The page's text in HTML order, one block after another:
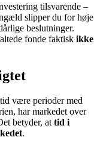
tilsvarende –
slipper du for høje
beslutninger.
fonde faktisk ikke
være perioder med
har markedet over
betyder, attid i
.